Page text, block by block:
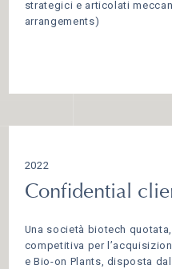
strategici e articolati
arrangements)
2022
Confidential
Una società biotech
competitiva per
e Bio-on Plants, disposta